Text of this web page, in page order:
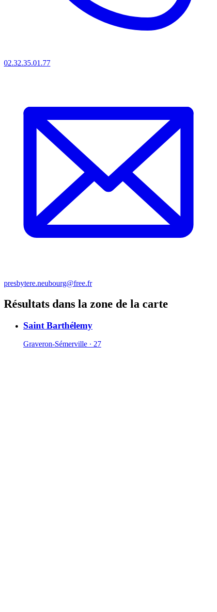
02.32.35.01.77
presbytere.neubourg@free.fr
Résultats dans la zone de la carte
Saint Barthélemy
Graveron-Sémerville · 27